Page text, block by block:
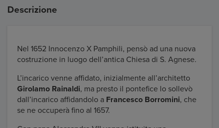
Descrizione
Nel 1652 Innocenzo X Pamphili, pensò ad una nuova
costruzione in luogo dell’antica Chiesa di S. Agnese.
L’incarico venne affidato, inizialmente all’architetto
Girolamo Rainaldi, ma presto il pontefice lo sollevò
dall’incarico affidandolo a Francesco Borromini, che
se ne occuperà fino al 1657.